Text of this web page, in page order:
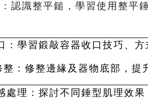
認識整平鎚，學習使用整平
：學習鍛敲容器收口技巧、方
：修整邊緣及器物底部，提
處理：探討不同錘型肌理效果